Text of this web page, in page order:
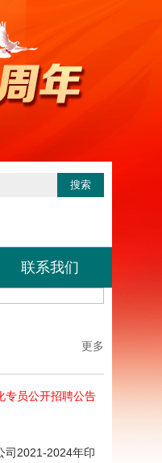
联系我们
更多
专员公开招聘公告
司2021-2024年印